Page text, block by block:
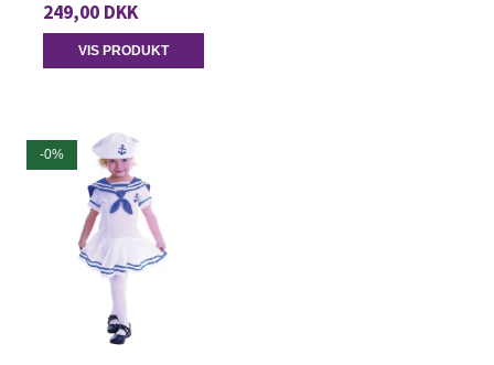
249,00 DKK
VIS PRODUKT
-0%